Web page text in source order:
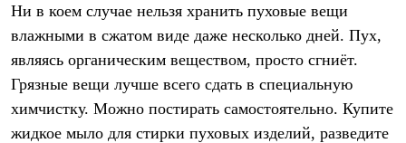
Ни в коем случае нельзя хранить пуховые вещи
влажными в сжатом виде даже несколько дней. Пух,
являясь органическим веществом, просто сгниёт.
Грязные вещи лучше всего сдать в специальную
химчистку. Можно постирать самостоятельно. Купите
жидкое мыло для стирки пуховых изделий, разведите